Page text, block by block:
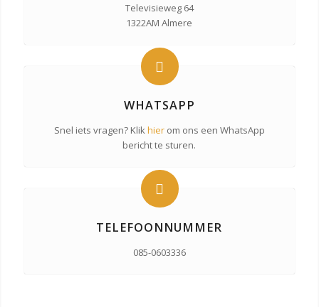
Televisieweg 64
1322AM Almere
WHATSAPP
Snel iets vragen? Klikhierom ons een WhatsApp
bericht te sturen.
TELEFOONNUMMER
085-0603336